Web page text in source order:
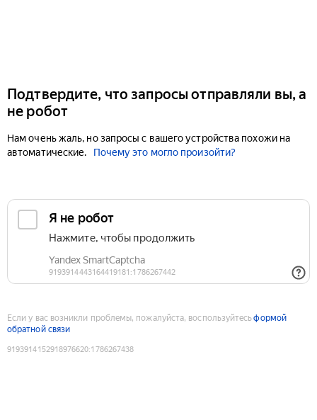
Подтвердите, что запросы отправляли вы, а
не робот
Нам очень жаль, но запросы с вашего устройства похожи на
автоматические.
Почему это могло произойти?
Если у вас возникли проблемы, пожалуйста, воспользуйтесьформой
обратной связи
9193914152918976620:1786267438